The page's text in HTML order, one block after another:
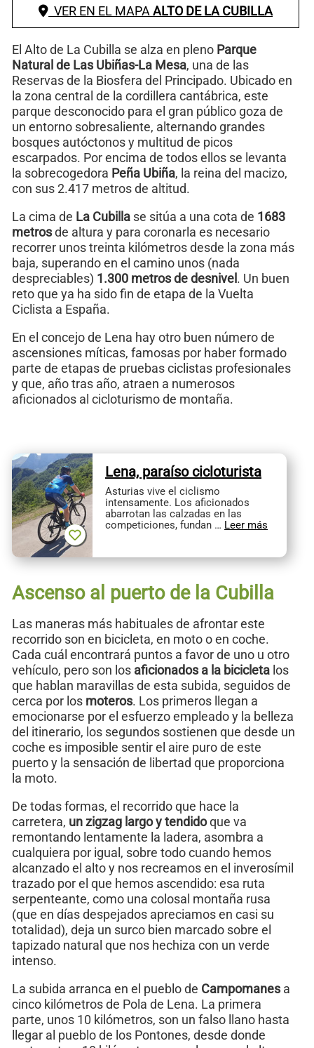
VER EN EL MAPAALTO DE LA CUBILLA
El Alto de La Cubilla se alza en pleno Parque
Natural de Las Ubiñas-La Mesa, una de las
Reservas de la Biosfera del Principado. Ubicado en
la zona central de la cordillera cantábrica, este
parque desconocido para el gran público goza de
un entorno sobresaliente, alternando grandes
bosques autóctonos y multitud de picos
escarpados. Por encima de todos ellos se levanta
la sobrecogedora Peña Ubiña, la reina del macizo,
con sus 2.417 metros de altitud.
La cima de La Cubilla se sitúa a una cota de 1683
metrosde altura y para coronarla es necesario
recorrer unos treinta kilómetros desde la zona más
baja, superando en el camino unos (nada
despreciables) 1.300 metros de desnivel . Un buen
reto que ya ha sido fin de etapa de la Vuelta
Ciclista a España.
En el concejo de Lena hay otro buen número de
ascensiones míticas, famosas por haber formado
parte de etapas de pruebas ciclistas profesionales
y que, año tras año, atraen a numerosos
aficionados al cicloturismo de montaña.
Lena, paraíso cicloturista
Asturias vive el ciclismo
intensamente. Los aficionados
abarrotan las calzadas en las
competiciones, fundan … Leer más
Ascenso al puerto de la Cubilla
Las maneras más habituales de afrontar este
recorrido son en bicicleta, en moto o en coche.
Cada cuál encontrará puntos a favor de uno u otro
vehículo, pero son los aficionados a la bicicleta los
que hablan maravillas de esta subida, seguidos de
cerca por los moteros. Los primeros llegan a
emocionarse por el esfuerzo empleado y la belleza
del itinerario, los segundos sostienen que desde un
coche es imposible sentir el aire puro de este
puerto y la sensación de libertad que proporciona
la moto.
De todas formas, el recorrido que hace la
carretera, un zigzag largo y tendidoque va
remontando lentamente la ladera, asombra a
cualquiera por igual, sobre todo cuando hemos
alcanzado el alto y nos recreamos en el inverosímil
trazado por el que hemos ascendido: esa ruta
serpenteante, como una colosal montaña rusa
(que en días despejados apreciamos en casi su
totalidad), deja un surco bien marcado sobre el
tapizado natural que nos hechiza con un verde
intenso.
La subida arranca en el pueblo de Campomanesa
cinco kilómetros de Pola de Lena. La primera
parte, unos 10 kilómetros, son un falso llano hasta
llegar al pueblo de los Pontones, desde donde